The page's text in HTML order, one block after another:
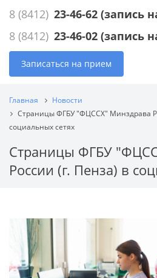
8 (8412) 23-46-62 (запись
8 (8412) 23-46-02 (запись
Записаться на прием
Главная
Новости
Страницы ФГБУ "ФЦССХ" Минздрава
социальных сетях
Страницы ФГБУ
России (г. Пенза) в